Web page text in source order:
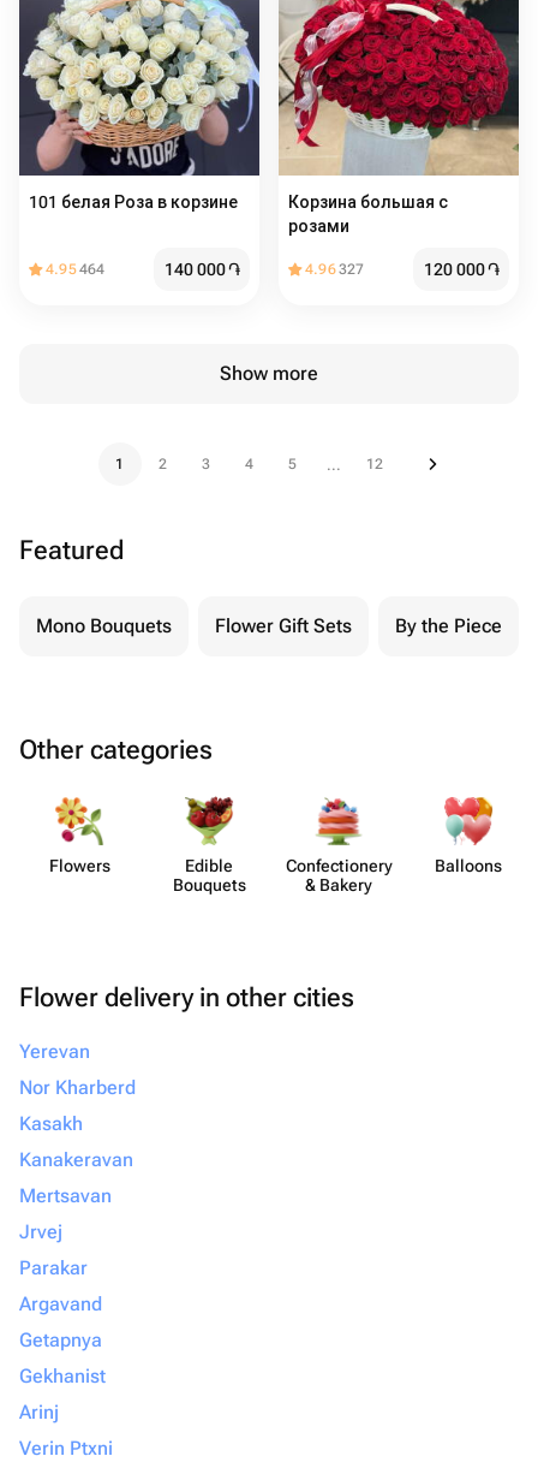
101 белая Роза в корзине
4.95464 140 000֏
Корзина большая с
розами
4.96327 120 000֏
Show more
1 2 3 4 5 ... 12
Featured
Mono Bouquets Flower Gift Sets By the Piece
Other categories
Flowers
Edible
Bouquets
Confect​ionery
& Bakery
Balloons
Flower delivery in other cities
Yerevan
Nor Kharberd
Kasakh
Kanakeravan
Mertsavan
Jrvej
Parakar
Argavand
Getapnya
Gekhanist
Arinj
Verin Ptxni